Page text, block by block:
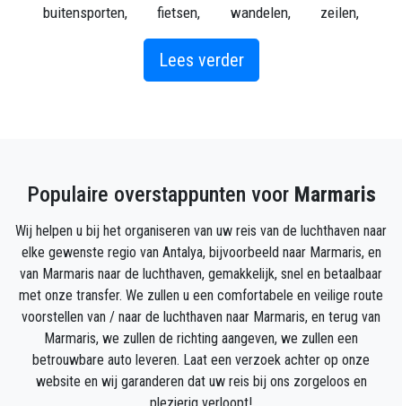
buitensporten, fietsen, wandelen, zeilen,
mountainbiken, paardrijden, klimmen, top klasse
restaurants, heerlijke lokale wijnen en mediterrane
veel historische gebeurtenissen en
Een van de meest geliefde kenmerken van Marmaris
is het klimaat, omdat je er ongeveer 7 maanden per
jaar comfortabel in de zee kunt zwemmen.
Dit is wat we in de eerste plaats aanbevelen om in
Marmaris te zien:
Stad dijk. Het is heerlijk om er op te wandelen,
Lees verder
Populaire overstappunten voor Marmaris
Wij helpen u bij het organiseren van uw reis van de luchthaven naar
elke gewenste regio van Antalya, bijvoorbeeld naar Marmaris, en
van Marmaris naar de luchthaven, gemakkelijk, snel en betaalbaar
met onze transfer. We zullen u een comfortabele en veilige route
voorstellen van / naar de luchthaven naar Marmaris, en terug van
Marmaris, we zullen de richting aangeven, we zullen een
betrouwbare auto leveren. Laat een verzoek achter op onze
website en wij garanderen dat uw reis bij ons zorgeloos en